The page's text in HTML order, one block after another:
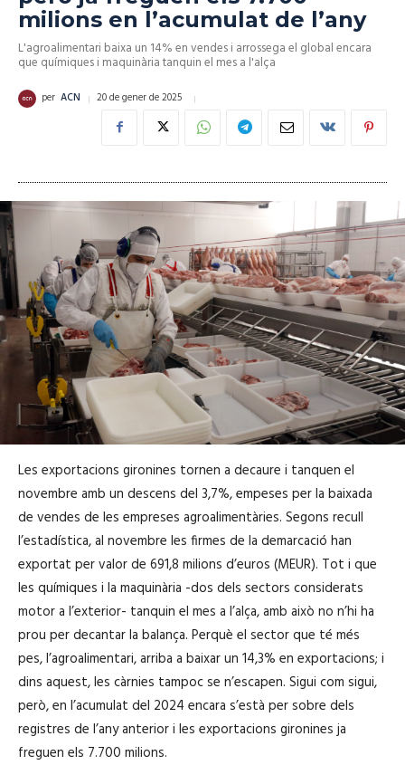
milions en l’acumulat de l’any
L'agroalimentari baixa un 14% en vendes i arrossega el global encara
que químiques i maquinària tanquin el mes a l'alça
per ACN 20 de gener de 2025
Les exportacions gironines tornen a decaure i tanquen el
novembre amb un descens del 3,7%, empeses per la baixada
de vendes de les empreses agroalimentàries. Segons recull
l’estadística, al novembre les firmes de la demarcació han
exportat per valor de 691,8 milions d’euros (MEUR). Tot i que
les químiques i la maquinària -dos dels sectors considerats
motor a l’exterior- tanquin el mes a l’alça, amb això no n’hi ha
prou per decantar la balança. Perquè el sector que té més
pes, l’agroalimentari, arriba a baixar un 14,3% en exportacions; i
dins aquest, les càrnies tampoc se n’escapen. Sigui com sigui,
però, en l’acumulat del 2024 encara s’està per sobre dels
registres de l’any anterior i les exportacions gironines ja
freguen els 7.700 milions.